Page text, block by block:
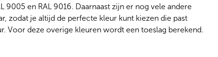
9005 en RAL 9016. Daarnaast zijn er nog vele andere
zodat je altijd de perfecte kleur kunt kiezen die past
Voor deze overige kleuren wordt een toeslag berekend.